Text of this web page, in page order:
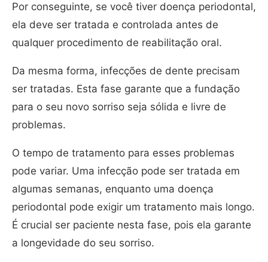
Por conseguinte, se você tiver doença periodontal,
ela deve ser tratada e controlada antes de
qualquer procedimento de reabilitação oral.
Da mesma forma, infecções de dente precisam
ser tratadas. Esta fase garante que a fundação
para o seu novo sorriso seja sólida e livre de
problemas.
O tempo de tratamento para esses problemas
pode variar. Uma infecção pode ser tratada em
algumas semanas, enquanto uma doença
periodontal pode exigir um tratamento mais longo.
É crucial ser paciente nesta fase, pois ela garante
a longevidade do seu sorriso.